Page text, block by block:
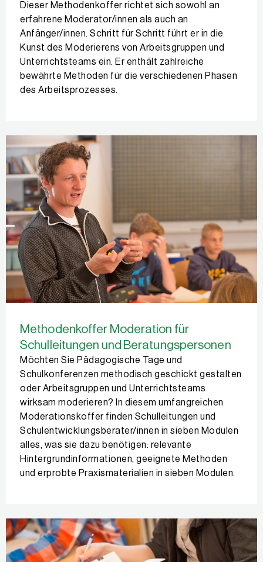
Dieser Methodenkoffer richtet sich sowohl an
erfahrene Moderator/innen als auch an
Anfänger/innen. Schritt für Schritt führt er in die
Kunst des Moderierens von Arbeitsgruppen und
Unterrichtsteams ein. Er enthält zahlreiche
bewährte Methoden für die verschiedenen Phasen
des Arbeitsprozesses.
Methodenkoffer Moderation für
Schulleitungen und Beratungspersonen
Möchten Sie Pädagogische Tage und
Schulkonferenzen methodisch geschickt gestalten
oder Arbeitsgruppen und Unterrichtsteams
wirksam moderieren? In diesem umfangreichen
Moderationskoffer finden Schulleitungen und
Schulentwicklungsberater/innen in sieben Modulen
alles, was sie dazu benötigen: relevante
Hintergrundinformationen, geeignete Methoden
und erprobte Praxismaterialien in sieben Modulen.